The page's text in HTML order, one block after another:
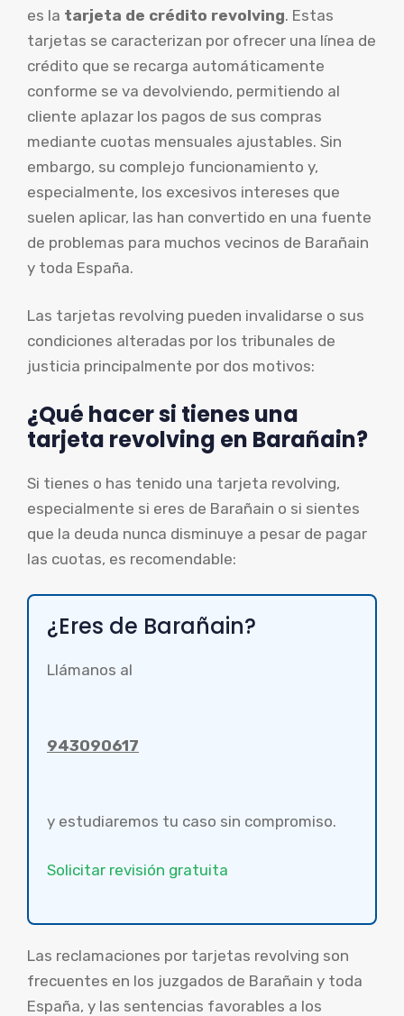
es la tarjeta de crédito revolving. Estas
tarjetas se caracterizan por ofrecer una línea de
crédito que se recarga automáticamente
conforme se va devolviendo, permitiendo al
cliente aplazar los pagos de sus compras
mediante cuotas mensuales ajustables. Sin
embargo, su complejo funcionamiento y,
especialmente, los excesivos intereses que
suelen aplicar, las han convertido en una fuente
de problemas para muchos vecinos de Barañain
y toda España.
Las tarjetas revolving pueden invalidarse o sus
condiciones alteradas por los tribunales de
justicia principalmente por dos motivos:
¿Qué hacer si tienes una
tarjeta revolving en Barañain?
Si tienes o has tenido una tarjeta revolving,
especialmente si eres de Barañain o si sientes
que la deuda nunca disminuye a pesar de pagar
las cuotas, es recomendable:
¿Eres de Barañain?
Llámanos al
943090617
y estudiaremos tu caso sin compromiso.
Solicitar revisión gratuita
Las reclamaciones por tarjetas revolving son
frecuentes en los juzgados de Barañain y toda
España, y las sentencias favorables a los